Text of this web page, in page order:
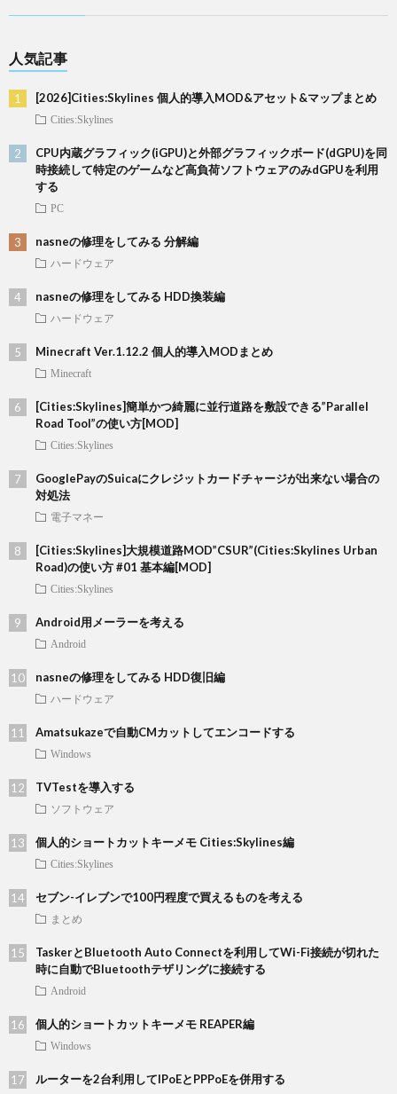
人気記事
[2026]Cities:Skylines 個人的導入MOD&アセット&マップまとめ
Cities:Skylines
CPU内蔵グラフィック(iGPU)と外部グラフィックボード(dGPU)を同
時接続して特定のゲームなど高負荷ソフトウェアのみdGPUを利用
する
PC
nasneの修理をしてみる 分解編
ハードウェア
nasneの修理をしてみる HDD換装編
ハードウェア
Minecraft Ver.1.12.2 個人的導入MODまとめ
Minecraft
[Cities:Skylines]簡単かつ綺麗に並行道路を敷設できる”Parallel
Road Tool”の使い方[MOD]
Cities:Skylines
GooglePayのSuicaにクレジットカードチャージが出来ない場合の
対処法
電子マネー
[Cities:Skylines]大規模道路MOD”CSUR”(Cities:Skylines Urban
Road)の使い方 #01 基本編[MOD]
Cities:Skylines
Android用メーラーを考える
Android
nasneの修理をしてみる HDD復旧編
ハードウェア
Amatsukazeで自動CMカットしてエンコードする
Windows
TVTestを導入する
ソフトウェア
個人的ショートカットキーメモ Cities:Skylines編
Cities:Skylines
セブン-イレブンで100円程度で買えるものを考える
まとめ
TaskerとBluetooth Auto Connectを利用してWi-Fi接続が切れた
時に自動でBluetoothテザリングに接続する
Android
個人的ショートカットキーメモ REAPER編
Windows
ルーターを2台利用してIPoEとPPPoEを併用する